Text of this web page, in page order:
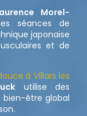
Morel-
séances de
japonaise
et de
à Villars les
utilise des
bien-être global